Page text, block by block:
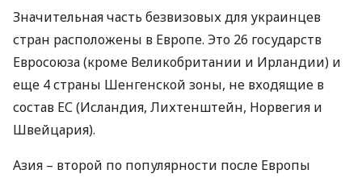
Значительная часть безвизовых для украинцев
стран расположены в Европе. Это 26 государств
Евросоюза (кроме Великобритании и Ирландии) и
еще 4 страны Шенгенской зоны, не входящие в
состав ЕС (Исландия, Лихтенштейн, Норвегия и
Швейцария).
Азия – второй по популярности после Европы